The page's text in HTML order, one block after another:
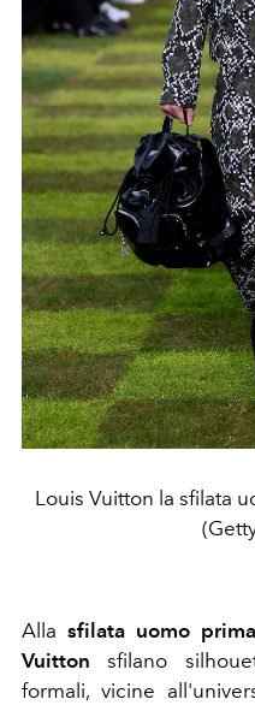
Louis Vuitton la sfilata
Alla sfilata uomo
Vuittonsfilano
formali, vicine